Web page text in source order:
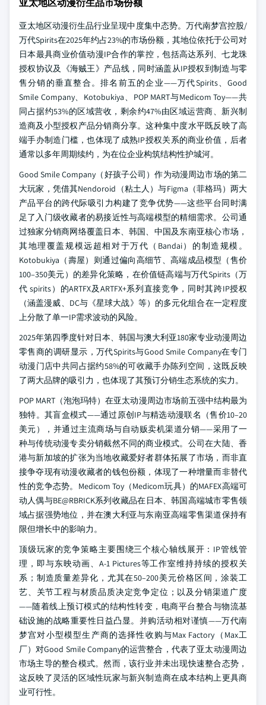
亚太地区动漫衍生品市场份额
亚太地区动漫衍生品行业呈现中度集中态势。万代南梦宫控股/
万代Spirits在2025年约占23%的市场份额，其地位依托于公司对
日本最具商业价值动漫IP合作的掌控，包括高达系列、七龙珠
授权协议及《海贼王》产品线，同时涵盖从IP授权到制造与零
售分销的垂直整合。排名前五的企业——万代Spirits、Good
Smile Company、Kotobukiya、POP MART与Medicom Toy——共
同占据约53%的区域营收，剩余约47%由区域运营商、新兴制
造商及小型授权产品分销商分享。这种集中度水平既反映了高
端手办制造门槛，也体现了成熟IP授权关系的商业价值，后者
通常以多年周期续约，为在位企业构筑结构性护城河。
Good Smile Company（好孩子公司）作为动漫周边市场的第二
大玩家，凭借其Nendoroid（粘土人）与Figma（菲格玛）两大
产品平台的跨代际吸引力构建了竞争优势——这些平台同时满
足了入门级收藏者的易接近性与高端模型的精细需求。公司通
过独家分销商网络覆盖日本、韩国、中国及东南亚核心市场，
其地理覆盖规模远超相对于万代（Bandai）的制造规模。
Kotobukiya（壽屋）则通过偏向高细节、高端成品模型（售价
100–350美元）的差异化策略，在价值链高端与万代Spirits（万
代 spirits）的ARTFX及ARTFX+系列直接竞争，同时其跨IP授权
（涵盖漫威、DC与《星球大战》等）的多元化组合在一定程度
上分散了单一IP需求波动的风险。
2025年第四季度针对日本、韩国与澳大利亚180家专业动漫周边
零售商的调研显示，万代Spirits与Good Smile Company在专门
动漫门店中共同占据约58%的可收藏手办陈列空间，这既反映
了两大品牌的吸引力，也体现了其预订分销生态系统的实力。
POP MART（泡泡玛特）在亚太动漫周边市场前五强中结构最为
独特。其盲盒模式——通过原创IP与精选动漫联名（售价10–20
美元），并通过主流商场与自动贩卖机渠道分销——采用了一
种与传统动漫专卖分销截然不同的商业模式。公司在大陆、香
港与新加坡的扩张为当地收藏爱好者群体拓展了市场，而非直
接争夺现有动漫收藏者的钱包份额，体现了一种增量而非替代
性的竞争态势。Medicom Toy（Medicom玩具）的MAFEX高端可
动人偶与BE@RBRICK系列收藏品在日本、韩国高端城市零售领
域占据强势地位，并在澳大利亚与东南亚高端零售渠道保持有
限但增长中的影响力。
顶级玩家的竞争策略主要围绕三个核心轴线展开：IP管线管
理，即与东映动画、A-1 Pictures等工作室维持持续的授权关
系；制造质量差异化，尤其在50–200美元价格区间，涂装工
艺、关节工程与材质品质决定竞争定位；以及分销渠道广度
——随着线上预订模式的结构性转变，电商平台整合与物流基
础设施的战略重要性日益凸显。并购活动相对谨慎——万代南
梦宫对小型模型生产商的选择性收购与Max Factory（Max工
厂）对Good Smile Company的运营整合，代表了亚太动漫周边
市场主导的整合模式。然而，该行业并未出现快速整合态势，
这反映了灵活的区域性玩家与新兴制造商在成本结构上更具商
业可行性。